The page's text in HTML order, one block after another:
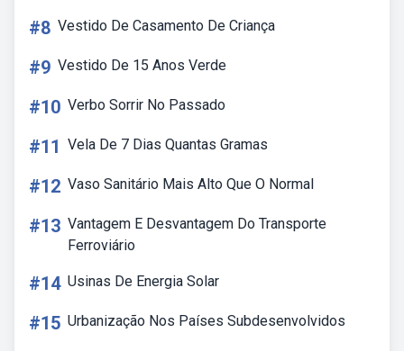
#8 Vestido De Casamento De Criança
#9 Vestido De 15 Anos Verde
#10 Verbo Sorrir No Passado
#11 Vela De 7 Dias Quantas Gramas
#12 Vaso Sanitário Mais Alto Que O Normal
#13 Vantagem E Desvantagem Do Transporte
Ferroviário
#14 Usinas De Energia Solar
#15 Urbanização Nos Países Subdesenvolvidos